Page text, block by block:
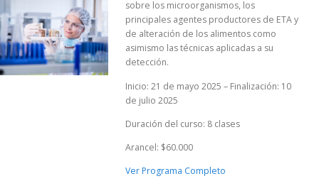
sobre los microorganismos, los
principales agentes productores de ETA y
de alteración de los alimentos como
asimismo las técnicas aplicadas a su
detección.
Inicio: 21 de mayo 2025 – Finalización: 10
de julio 2025
Duración del curso: 8 clases
Arancel: $60.000
Ver Programa Completo